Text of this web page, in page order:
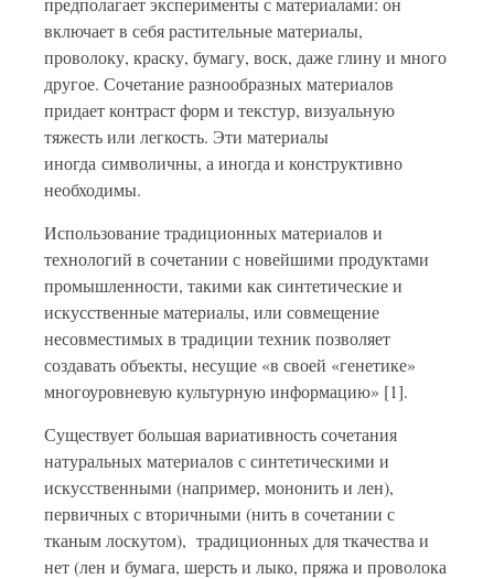
включает в себя растительные материалы,
проволоку, краску, бумагу, воск, даже глину и много
другое. Сочетание разнообразных материалов
придает контраст форм и текстур, визуальную
тяжесть или легкость. Эти материалы
иногда символичны, а иногда и конструктивно
необходимы.
Использование традиционных материалов и
технологий в сочетании с новейшими продуктами
промышленности, такими как синтетические и
искусственные материалы, или совмещение
несовместимых в традиции техник позволяет
создавать объекты, несущие «в своей «генетике»
многоуровневую культурную информацию» [1].
Существует большая вариативность сочетания
натуральных материалов с синтетическими и
искусственными (например, мононить и лен),
первичных с вторичными (нить в сочетании с
тканым лоскутом), традиционных для ткачества и
нет (лен и бумага, шерсть и лыко, пряжа и проволока